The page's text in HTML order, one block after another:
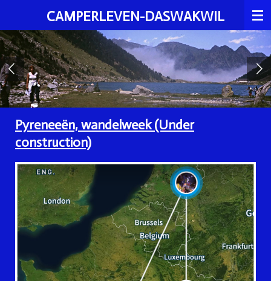
direct
naar
de
hoofdinhoud
CAMPERLEVEN-DASWAKWIL
Pyreneeën, wandelweek (Under
construction)